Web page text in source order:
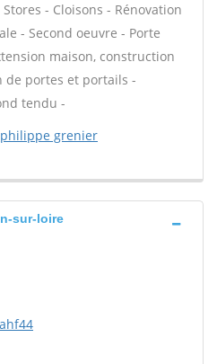
- Cloisons - Rénovation
- Second oeuvre - Porte
maison, construction
de portes et portails -
tendu -
grenier
sur-loire